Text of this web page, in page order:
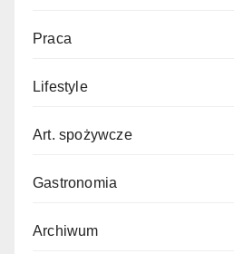
Praca
Lifestyle
Art. spożywcze
Gastronomia
Archiwum